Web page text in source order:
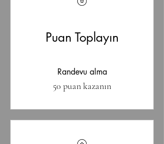
Puan Toplayın
Randevu alma
50 puan kazanın